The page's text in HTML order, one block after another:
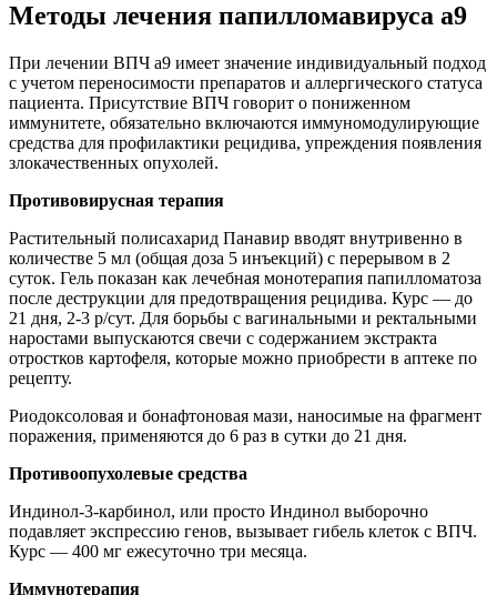
Методы лечения папилломавируса а9
При лечении ВПЧ а9 имеет значение индивидуальный подход
с учетом переносимости препаратов и аллергического статуса
пациента. Присутствие ВПЧ говорит о пониженном
иммунитете, обязательно включаются иммуномодулирующие
средства для профилактики рецидива, упреждения появления
злокачественных опухолей.
Противовирусная терапия
Растительный полисахарид Панавир вводят внутривенно в
количестве 5 мл (общая доза 5 инъекций) с перерывом в 2
суток. Гель показан как лечебная монотерапия папилломатоза
после деструкции для предотвращения рецидива. Курс — до
21 дня, 2-3 р/сут. Для борьбы с вагинальными и ректальными
наростами выпускаются свечи с содержанием экстракта
отростков картофеля, которые можно приобрести в аптеке по
рецепту.
Риодоксоловая и бонафтоновая мази, наносимые на фрагмент
поражения, применяются до 6 раз в сутки до 21 дня.
Противоопухолевые средства
Индинол-3-карбинол, или просто Индинол выборочно
подавляет экспрессию генов, вызывает гибель клеток с ВПЧ.
Курс — 400 мг ежесуточно три месяца.
Иммунотерапия